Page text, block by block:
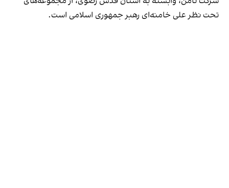
تحت نظر علی خامنه‌ای رهبر جمهوری اسلامی است.